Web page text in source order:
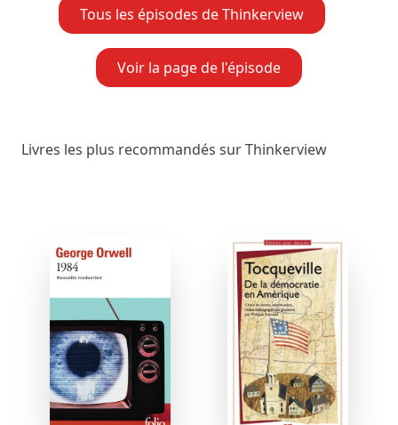
Tous les épisodes de Thinkerview
Voir la page de l'épisode
Livres les plus recommandés sur Thinkerview